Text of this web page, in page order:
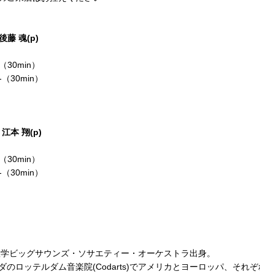
藤 魂(p)
30min）
30min）
本 翔(p)
30min）
30min）
ビッグサウンズ・ソサエティー・オーケストラ出身。
のロッテルダム音楽院(Codarts)でアメリカとヨーロッパ、それ